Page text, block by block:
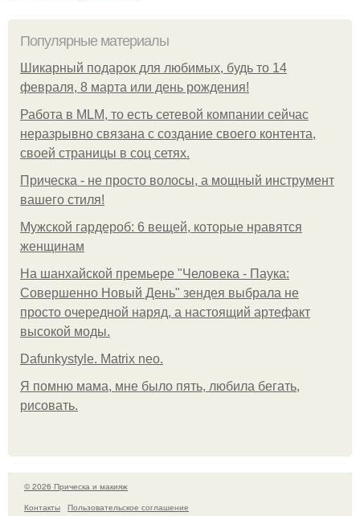
Популярные материалы
Шикарный подарок для любимых, будь то 14
февраля, 8 марта или день рождения!
Работа в MLM, то есть сетевой компании сейчас
неразрывно связана с создание своего контента,
своей страницы в соц сетях.
Прическа - не просто волосы, а мощный инструмент
вашего стиля!
Мужской гардероб: 6 вещей, которые нравятся
женщинам
На шанхайской премьере "Человека - Паука:
Совершенно Новый День" зендея выбрала не
просто очередной наряд, а настоящий артефакт
высокой моды.
Dafunkystyle. Matrix neo.
Я помню мама, мне было пять, любила бегать,
рисовать.
© 2026 Прическа и макияж
Контакты
Пользовательское соглашение